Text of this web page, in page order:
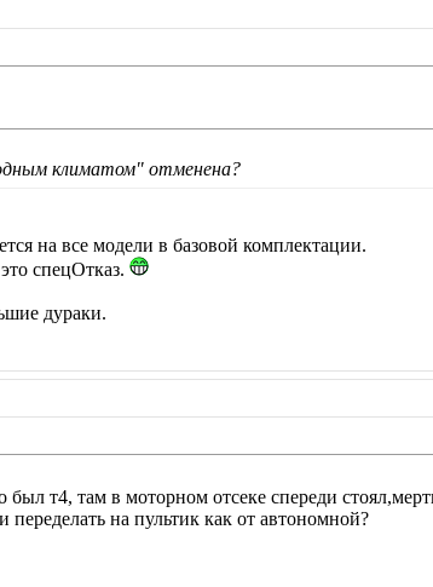
климатом" отменена?
на все модели в базовой комплектации.
спецОтказ.
дураки.
был т4, там в моторном отсеке спереди
на пультик как от автономной?